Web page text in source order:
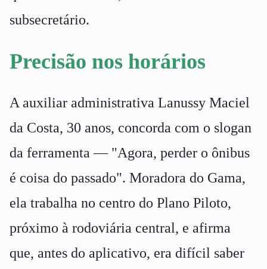
subsecretário.
Precisão nos horários
A auxiliar administrativa Lanussy Maciel
da Costa, 30 anos, concorda com o slogan
da ferramenta — "Agora, perder o ônibus
é coisa do passado". Moradora do Gama,
ela trabalha no centro do Plano Piloto,
próximo à rodoviária central, e afirma
que, antes do aplicativo, era difícil saber